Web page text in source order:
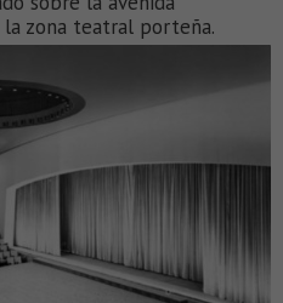
zona teatral porteña.